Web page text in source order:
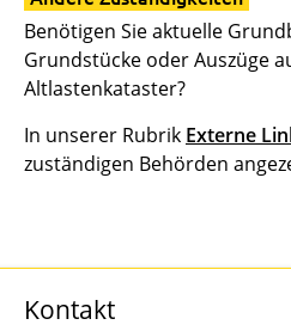
Kontakt
Benötigen Sie aktuelle
Grundstücke oder Auszüge
Altlastenkataster?
In unserer Rubrik Externe
zuständigen Behörden